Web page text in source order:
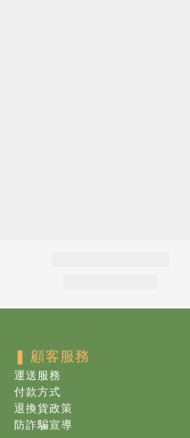
❚ 顧客服務
運送服務
付款方式
退換貨政策
防詐騙宣導